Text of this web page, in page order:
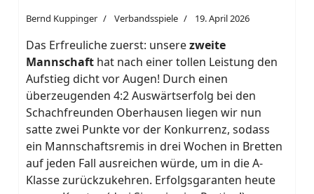
Bernd Kuppinger Verbandsspiele 19. April 2026
Das Erfreuliche zuerst: unserezweite
Mannschaft hat nach einer tollen Leistung den
Aufstieg dicht vor Augen! Durch einen
überzeugenden 4:2 Auswärtserfolg bei den
Schachfreunden Oberhausen liegen wir nun
satte zwei Punkte vor der Konkurrenz, sodass
ein Mannschaftsremis in drei Wochen in Bretten
auf jeden Fall ausreichen würde, um in die A-
Klasse zurückzukehren. Erfolgsgaranten heute